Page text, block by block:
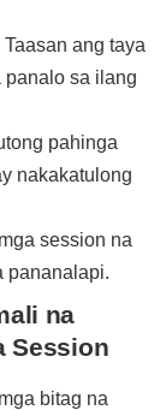
Taasan ang taya
panalo sa ilang
pahinga
nakakatulong
session na
pananalapi.
na
Session
bitag na